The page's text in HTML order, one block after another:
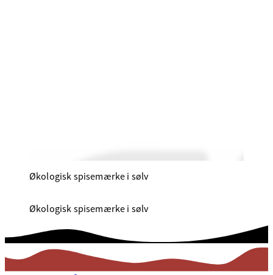
Økologisk spisemærke i sølv
Økologisk spisemærke i sølv